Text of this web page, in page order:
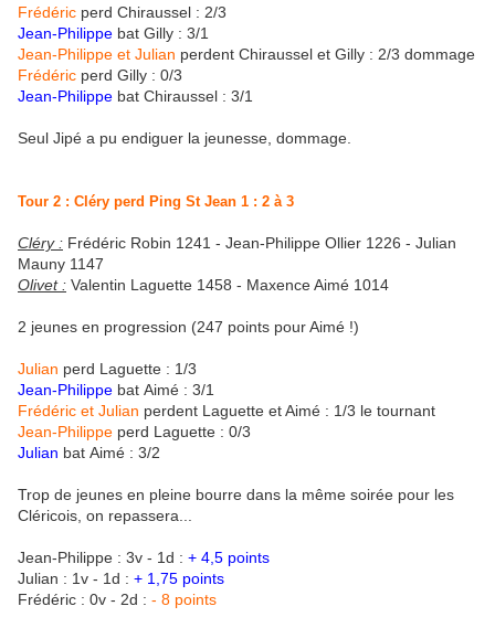
Frédéric perd Chiraussel : 2/3
Jean-Philippe bat Gilly : 3/1
Jean-Philippe et Julian perdent Chiraussel et Gilly : 2/3 dommage
Frédéric perd Gilly : 0/3
Jean-Philippe bat Chiraussel : 3/1
Seul Jipé a pu endiguer la jeunesse, dommage.
Tour 2 : Cléry perd Ping St Jean 1 : 2 à 3
Cléry : Frédéric Robin 1241 - Jean-Philippe Ollier 1226 - Julian
Mauny 1147
Olivet : Valentin Laguette 1458 - Maxence Aimé 1014
2 jeunes en progression (247 points pour Aimé !)
Julian perd Laguette : 1/3
Jean-Philippe bat Aimé : 3/1
Frédéric et Julian perdent Laguette et Aimé : 1/3 le tournant
Jean-Philippe perd Laguette : 0/3
Julian bat Aimé : 3/2
Trop de jeunes en pleine bourre dans la même soirée pour les
Cléricois, on repassera...
Jean-Philippe : 3v - 1d : + 4,5 points
Julian : 1v - 1d : + 1,75 points
Frédéric : 0v - 2d : - 8 points